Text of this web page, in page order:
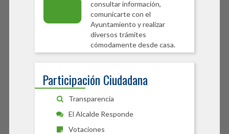
consultar información,
comunicarte con el
Ayuntamiento y realizar
diversos trámites
cómodamente desde casa.
Participación Ciudadana
Transparencia
El Alcalde Responde
Votaciones